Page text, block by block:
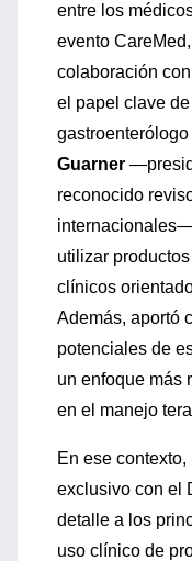
entre los
evento
colaboración con
el papel clave
Guarner
reconocido
utilizar
clínicos
Además, aportó
potenciales de
un enfoque más
en el manejo
En ese contexto,
exclusivo con el
detalle a los
uso clínico de